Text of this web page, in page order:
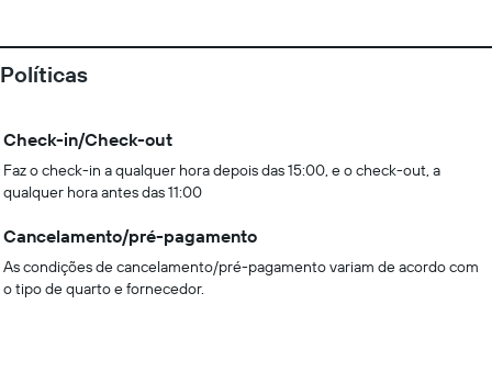
Políticas
Check-in/Check-out
Faz o check-in a qualquer hora depois das 15:00, e o check-out, a
qualquer hora antes das 11:00
Cancelamento/pré-pagamento
As condições de cancelamento/pré-pagamento variam de acordo com
o tipo de quarto e fornecedor.